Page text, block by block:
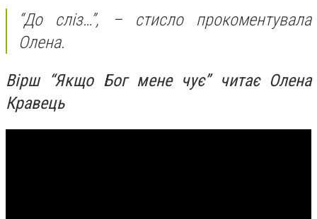
“До сліз…”, – стисло прокоментувала
Олена.
Вірш “Якщо Бог мене чує” читає Олена
Кравець